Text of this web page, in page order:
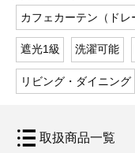
カフェカーテン（ドレ
遮光1級 洗濯可能
リビング・ダイニング
取扱商品一覧